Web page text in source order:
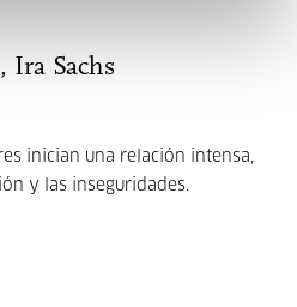
Ira Sachs
inician una relación intensa,
y las inseguridades.